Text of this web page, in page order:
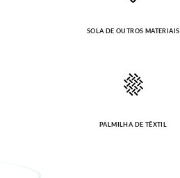
SOLA DE OUTROS MATERIAIS
PALMILHA DE TÊXTIL